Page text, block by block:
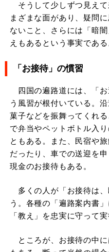
そうして少しずつ見えて
まざまな面があり、疑問
ないこと、さらには「暗
えもあるという事実である
「お接待」の慣習
四国の遍路道には、「お
う風習が根付いている。
菓子などを振舞ってくれ
で弁当やペットボトル入
ともある。また、民宿や
だったり、車での送迎を
現金のお接待もある。
多くの人が「お接待は、
う。各種の「遍路案内書
「教え」を忠実に守って
ところが、お接待の中に